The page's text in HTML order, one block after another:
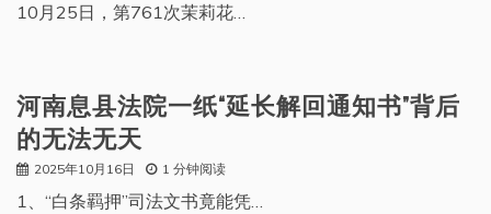
10月25日，第761次茉莉花…
河南息县法院一纸“延长解回通知书”背后
的无法无天
2025年10月16日 1 分钟阅读
1、“白条羁押”司法文书竟能凭…